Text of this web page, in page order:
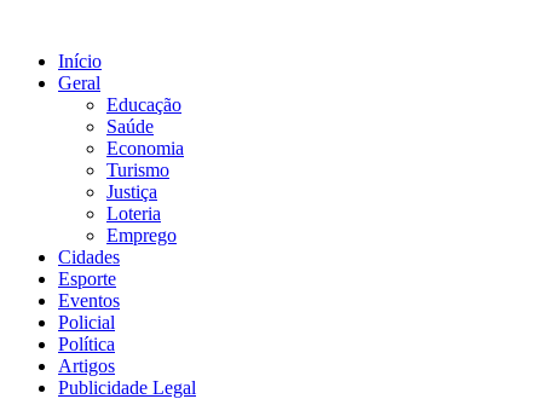
conteúdo
Início
Geral
Educação
Saúde
Economia
Turismo
Justiça
Loteria
Emprego
Cidades
Esporte
Eventos
Policial
Política
Artigos
Publicidade Legal